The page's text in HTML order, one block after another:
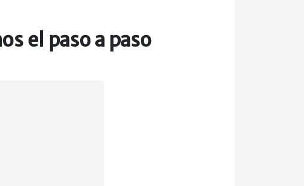
el paso a paso